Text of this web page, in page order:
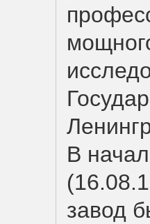
В
завод